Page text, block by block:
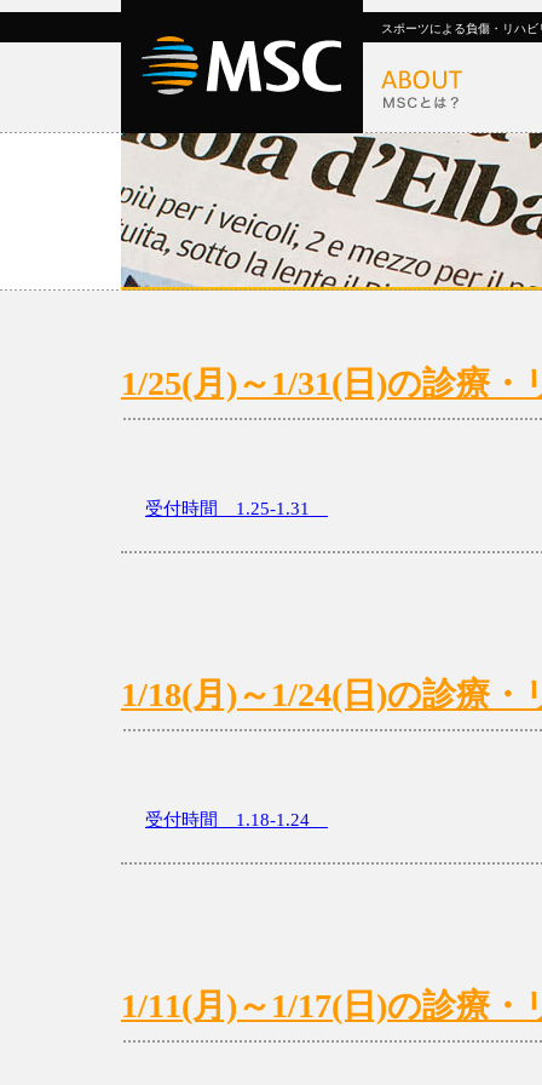
スポーツによる負傷・リハ
1/25(月)～1/31(日)の診療
受付時間 1.25-1.31
1/18(月)～1/24(日)の診療
受付時間 1.18-1.24
1/11(月)～1/17(日)の診療